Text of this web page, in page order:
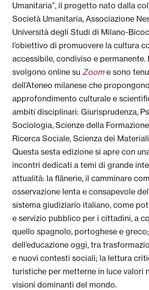
Umanitaria”, il progetto nato dalla
Società Umanitaria, Associazione
Università degli Studi di Milano-
l’obiettivo di promuovere la cultura
accessibile, condiviso e permanente.
svolgono online su Zoom e sono
dell’Ateneo milanese che
approfondimento culturale e
ambiti disciplinari: Giurisprudenza,
Sociologia, Scienze della
Ricerca Sociale, Scienza dei
Questa sesta edizione si apre con
incontri dedicati a temi di grande
attualità: la flânerie, il camminare
osservazione lenta e consapevole
sistema giudiziario italiano, come
e servizio pubblico per i cittadini, a
quello spagnolo, portoghese e
dell’educazione oggi, tra
e nuovi contesti sociali; la lettura
turistiche per metterne in luce valori
visioni dominanti del mondo.
Attività per le scuole
Newsletter
Area Stampa
Rendicontazione Bandi Pubblici